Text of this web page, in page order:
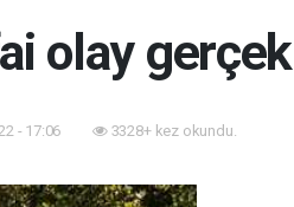
olay
- 17:06 3328+ kez okundu.